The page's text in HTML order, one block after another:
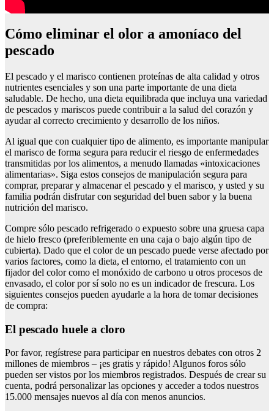
Cómo eliminar el olor a amoníaco del
pescado
El pescado y el marisco contienen proteínas de alta calidad y otros
nutrientes esenciales y son una parte importante de una dieta
saludable. De hecho, una dieta equilibrada que incluya una variedad
de pescados y mariscos puede contribuir a la salud del corazón y
ayudar al correcto crecimiento y desarrollo de los niños.
Al igual que con cualquier tipo de alimento, es importante manipular
el marisco de forma segura para reducir el riesgo de enfermedades
transmitidas por los alimentos, a menudo llamadas «intoxicaciones
alimentarias». Siga estos consejos de manipulación segura para
comprar, preparar y almacenar el pescado y el marisco, y usted y su
familia podrán disfrutar con seguridad del buen sabor y la buena
nutrición del marisco.
Compre sólo pescado refrigerado o expuesto sobre una gruesa capa
de hielo fresco (preferiblemente en una caja o bajo algún tipo de
cubierta). Dado que el color de un pescado puede verse afectado por
varios factores, como la dieta, el entorno, el tratamiento con un
fijador del color como el monóxido de carbono u otros procesos de
envasado, el color por sí solo no es un indicador de frescura. Los
siguientes consejos pueden ayudarle a la hora de tomar decisiones
de compra:
El pescado huele a cloro
Por favor, regístrese para participar en nuestros debates con otros 2
millones de miembros – ¡es gratis y rápido! Algunos foros sólo
pueden ser vistos por los miembros registrados. Después de crear su
cuenta, podrá personalizar las opciones y acceder a todos nuestros
15.000 mensajes nuevos al día con menos anuncios.